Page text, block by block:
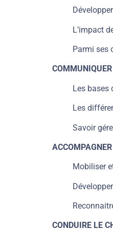
L’impact
Parmi ses
Les bases
Les
Savoir
Mobiliser
CONDUIRE LE